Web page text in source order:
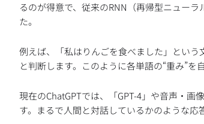
るのが得意で、従来のRNN（再帰型ニュー
た。
例えば、「私はりんごを食べました」とい
と判断します。このように各単語の“重み”を
現在のChatGPTでは、「GPT-4」や音声・画
す。まるで人間と対話しているかのような応